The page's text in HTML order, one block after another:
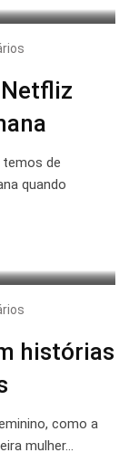
temos de
quando
histórias
como a
mulher…